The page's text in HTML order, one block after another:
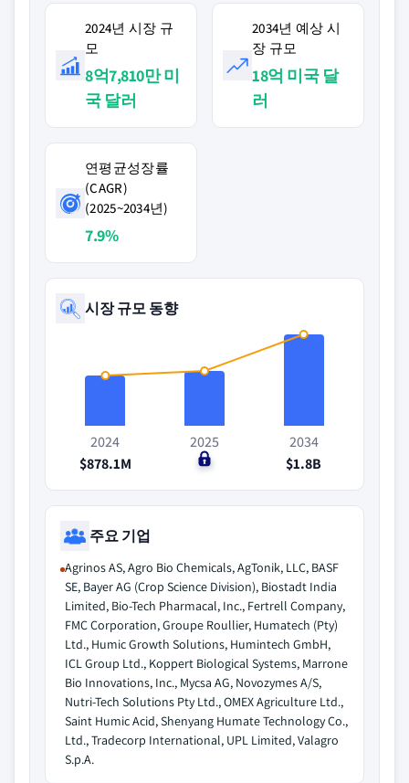
2024년 시장 규
모
8억7,810만 미
국 달러
2034년 예상 시
장 규모
18억 미국 달
러
연평균성장률
(CAGR)
(2025~2034년)
7.9%
시장 규모 동향
2024
$878.1M
2025
$0
2034
$1.8B
주요 기업
Agrinos AS, Agro Bio Chemicals, AgTonik, LLC, BASF
SE, Bayer AG (Crop Science Division), Biostadt India
Limited, Bio-Tech Pharmacal, Inc., Fertrell Company,
FMC Corporation, Groupe Roullier, Humatech (Pty)
Ltd., Humic Growth Solutions, Humintech GmbH,
ICL Group Ltd., Koppert Biological Systems, Marrone
Bio Innovations, Inc., Mycsa AG, Novozymes A/S,
Nutri-Tech Solutions Pty Ltd., OMEX Agriculture Ltd.,
Saint Humic Acid, Shenyang Humate Technology Co.,
Ltd., Tradecorp International, UPL Limited, Valagro
S.p.A.